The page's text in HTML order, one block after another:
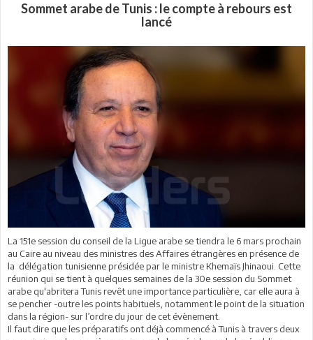
Sommet arabe de Tunis : le compte à rebours est
lancé
La 151e session du conseil de la Ligue arabe se tiendra le 6 mars prochain
au Caire au niveau des ministres des Affaires étrangères en présence de
la délégation tunisienne présidée par le ministre Khemaïs Jhinaoui. Cette
réunion qui se tient à quelques semaines de la 30e session du Sommet
arabe qu'abritera Tunis revêt une importance particulière, car elle aura à
se pencher -outre les points habituels, notamment le point de la situation
dans la région- sur l’ordre du jour de cet évènement.
Il faut dire que les préparatifs ont déjà commencé à Tunis à travers deux